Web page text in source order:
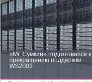
«Mr. Сумкин» подготовился к
прекращению поддержки
WS2003